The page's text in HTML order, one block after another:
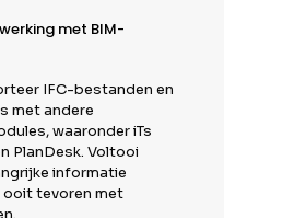
met BIM-
IFC-bestanden en
met andere
waaronder iTs
PlanDesk. Voltooi
informatie
ooit tevoren met